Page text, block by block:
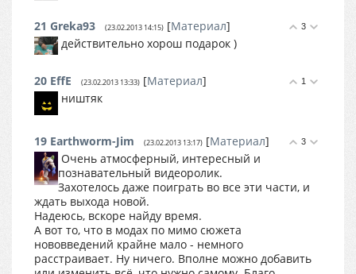
3
21 Greka93 (23.02.2013 14:15) [Материал]
действительно хорош подарок )
1
20 EffE (23.02.2013 13:33) [Материал]
ништяк
3
19 Earthworm-Jim (23.02.2013 13:17) [Материал]
Очень атмосферный, интересный и
познавательный видеоролик.
Захотелось даже поиграть во все эти части, и
ждать выхода новой.
Надеюсь, вскоре найду время.
А вот то, что в модах по мимо сюжета
нововведений крайне мало - немного
расстраивает. Ну ничего. Вполне можно добавить